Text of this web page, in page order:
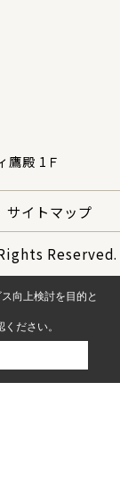
鷹殿 1Ｆ
サイトマップ
Reserved.
向上検討を目的と
ください。